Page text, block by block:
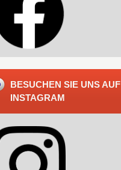
BESUCHEN SIE UNS AUF
INSTAGRAM